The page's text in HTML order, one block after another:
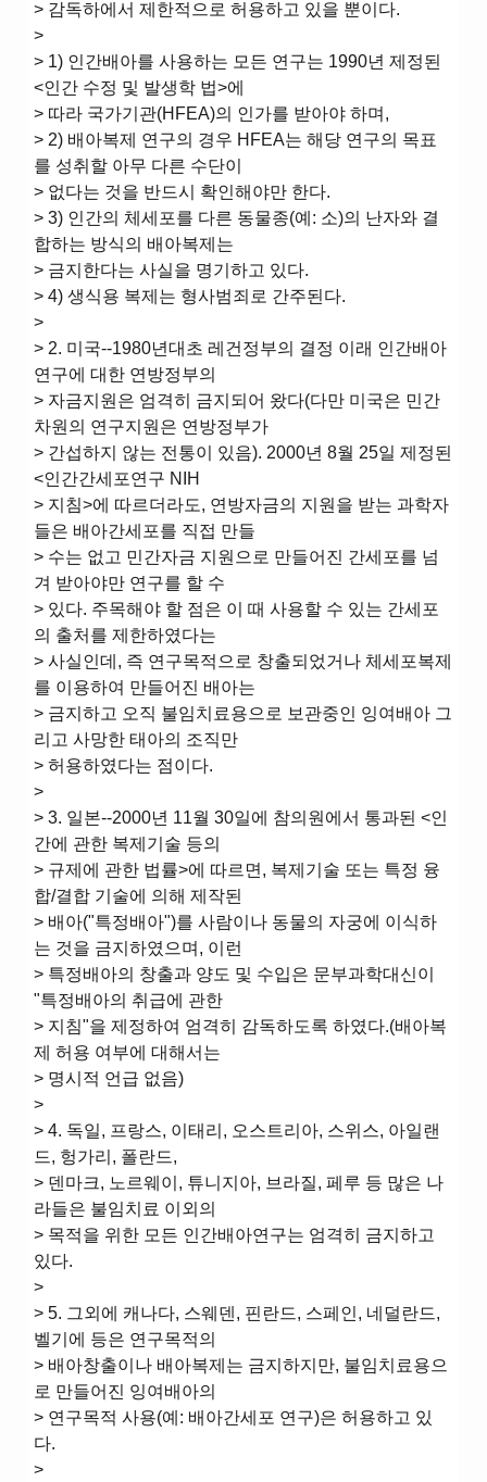
> 감독하에서 제한적으로 허용하고 있을 뿐이다.
>
> 1) 인간배아를 사용하는 모든 연구는 1990년 제정된
<인간 수정 및 발생학 법>에
> 따라 국가기관(HFEA)의 인가를 받아야 하며,
> 2) 배아복제 연구의 경우 HFEA는 해당 연구의 목표
를 성취할 아무 다른 수단이
> 없다는 것을 반드시 확인해야만 한다.
> 3) 인간의 체세포를 다른 동물종(예: 소)의 난자와 결
합하는 방식의 배아복제는
> 금지한다는 사실을 명기하고 있다.
> 4) 생식용 복제는 형사범죄로 간주된다.
>
> 2. 미국--1980년대초 레건정부의 결정 이래 인간배아
연구에 대한 연방정부의
> 자금지원은 엄격히 금지되어 왔다(다만 미국은 민간
차원의 연구지원은 연방정부가
> 간섭하지 않는 전통이 있음). 2000년 8월 25일 제정된
<인간간세포연구 NIH
> 지침>에 따르더라도, 연방자금의 지원을 받는 과학자
들은 배아간세포를 직접 만들
> 수는 없고 민간자금 지원으로 만들어진 간세포를 넘
겨 받아야만 연구를 할 수
> 있다. 주목해야 할 점은 이 때 사용할 수 있는 간세포
의 출처를 제한하였다는
> 사실인데, 즉 연구목적으로 창출되었거나 체세포복제
를 이용하여 만들어진 배아는
> 금지하고 오직 불임치료용으로 보관중인 잉여배아 그
리고 사망한 태아의 조직만
> 허용하였다는 점이다.
>
> 3. 일본--2000년 11월 30일에 참의원에서 통과된 <인
간에 관한 복제기술 등의
> 규제에 관한 법률>에 따르면, 복제기술 또는 특정 융
합/결합 기술에 의해 제작된
> 배아("특정배아")를 사람이나 동물의 자궁에 이식하
는 것을 금지하였으며, 이런
> 특정배아의 창출과 양도 및 수입은 문부과학대신이
"특정배아의 취급에 관한
> 지침"을 제정하여 엄격히 감독하도록 하였다.(배아복
제 허용 여부에 대해서는
> 명시적 언급 없음)
>
> 4. 독일, 프랑스, 이태리, 오스트리아, 스위스, 아일랜
드, 헝가리, 폴란드,
> 덴마크, 노르웨이, 튜니지아, 브라질, 페루 등 많은 나
라들은 불임치료 이외의
> 목적을 위한 모든 인간배아연구는 엄격히 금지하고
있다.
>
> 5. 그외에 캐나다, 스웨덴, 핀란드, 스페인, 네덜란드,
벨기에 등은 연구목적의
> 배아창출이나 배아복제는 금지하지만, 불임치료용으
로 만들어진 잉여배아의
> 연구목적 사용(예: 배아간세포 연구)은 허용하고 있
다.
>